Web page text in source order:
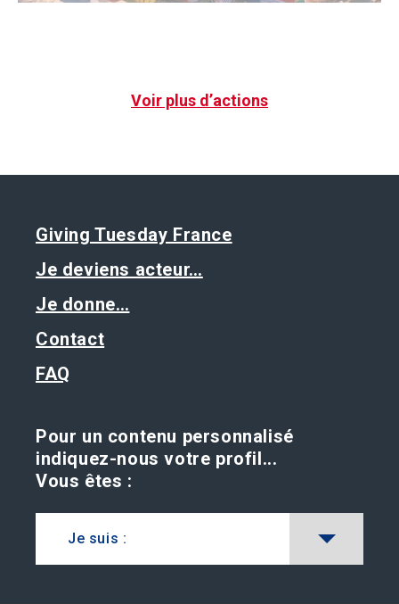
Voir plus d’actions
Giving Tuesday France
Je deviens acteur…
Je donne…
Contact
FAQ
Pour un contenu personnalisé
indiquez-nous votre profil...
Vous êtes :
Je suis :